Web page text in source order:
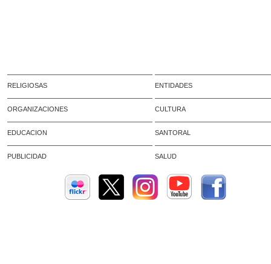
RELIGIOSAS ENTIDADES
ORGANIZACIONES CULTURA
EDUCACION SANTORAL
PUBLICIDAD SALUD